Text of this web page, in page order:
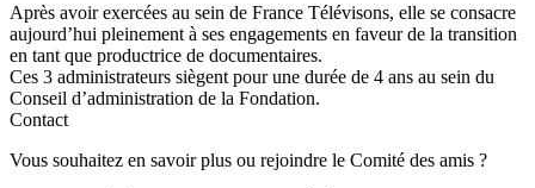
Après avoir exercées au sein de France Télévisons, elle se consacre
aujourd’hui pleinement à ses engagements en faveur de la transition
en tant que productrice de documentaires.
Ces 3 administrateurs siègent pour une durée de 4 ans au sein du
Conseil d’administration de la Fondation.
Contact
Vous souhaitez en savoir plus ou rejoindre le Comité des amis ?